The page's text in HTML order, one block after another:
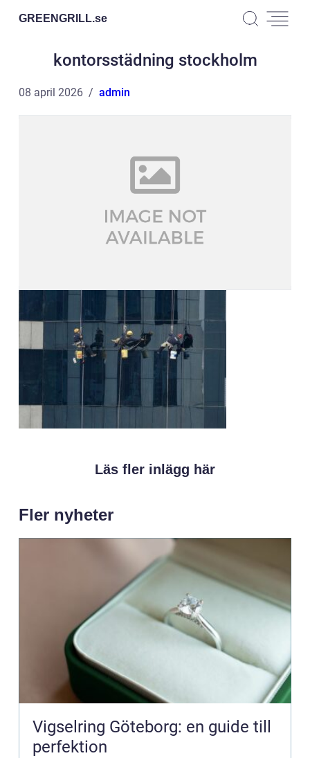
GREENGRILL.se
kontorsstädning stockholm
08 april 2026 admin
Läs fler inlägg här
Fler nyheter
Vigselring Göteborg: en guide till
perfektion